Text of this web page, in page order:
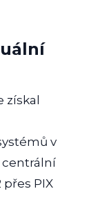
získal
v
centrální
PIX